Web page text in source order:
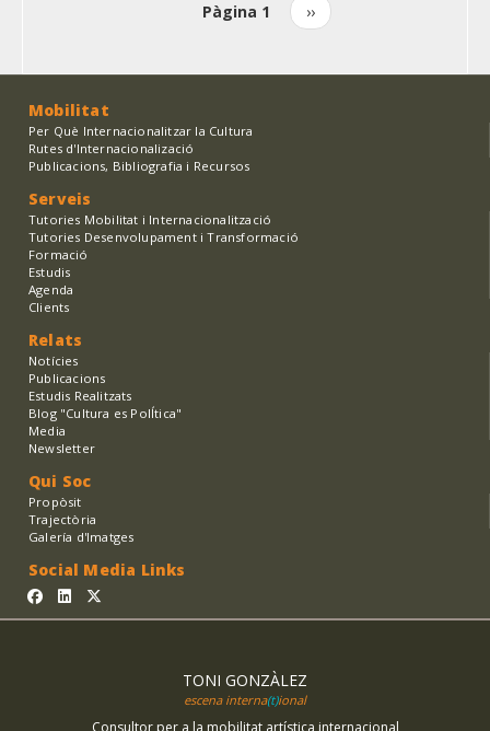
Pàgina 1
Pàgina
següent
››
Mobilitat
Per Què Internacionalitzar la Cultura
Rutes d'Internacionalizació
Publicacions, Bibliografia i Recursos
Serveis
Tutories Mobilitat i Internacionalització
Tutories Desenvolupament i Transformació
Formació
Estudis
Agenda
Clients
Relats
Notícies
Publicacions
Estudis Realitzats
Blog "Cultura es PolÍtica"
Media
Newsletter
Qui Soc
Propòsit
Trajectòria
Galería d'Imatges
Social Media Links
TONI GONZÀLEZ
escena interna(t)ional
Consultor per a la mobilitat artística internacional